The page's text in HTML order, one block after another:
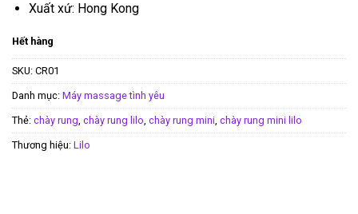
Xuất xứ: Hong Kong
Hết hàng
SKU: CR01
Danh mục: Máy massage tình yêu
Thẻ: chày rung chày rung lilo chày rung mini chày rung mini lilo
Thương hiệu: Lilo